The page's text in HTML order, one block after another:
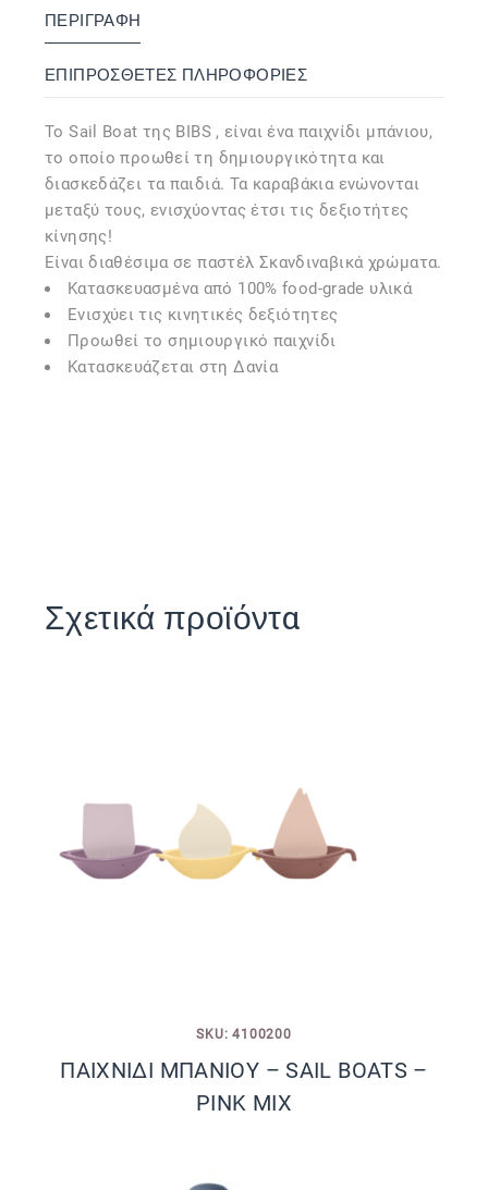
ΠΕΡΙΓΡΑΦΉ
ΕΠΙΠΡΌΣΘΕΤΕΣ ΠΛΗΡΟΦΟΡΊΕΣ
Το Sail Boat της BIBS , είναι ένα παιχνίδι μπάνιου,
το οποίο προωθεί τη δημιουργικότητα και
διασκεδάζει τα παιδιά. Τα καραβάκια ενώνονται
μεταξύ τους, ενισχύοντας έτσι τις δεξιοτήτες
κίνησης!
Είναι διαθέσιμα σε παστέλ Σκανδιναβικά χρώματα.
Κατασκευασμένα από 100% food-grade υλικά
Ενισχύει τις κινητικές δεξιότητες
Προωθεί το σημιουργικό παιχνίδι
Κατασκευάζεται στη Δανία
Σχετικά προϊόντα
SKU: 4100200
ΠΑΙΧΝΙΔΙ ΜΠΑΝΙΟΥ – SAIL BOATS –
PINK MIX